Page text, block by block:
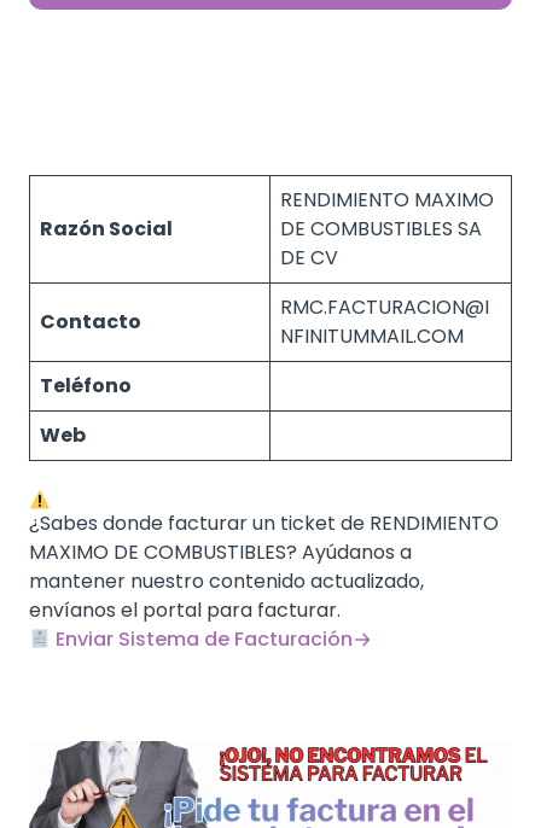
Razón Social
RENDIMIENTO MAXIMO
DE COMBUSTIBLES SA
DE CV
Contacto
RMC.FACTURACION@I
NFINITUMMAIL.COM
Teléfono
Web
¿Sabes donde facturar un ticket de RENDIMIENTO
MAXIMO DE COMBUSTIBLES? Ayúdanos a
mantener nuestro contenido actualizado,
envíanos el portal para facturar.
Enviar Sistema de Facturación